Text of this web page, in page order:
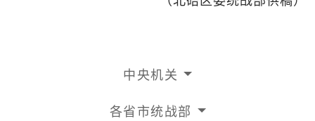
中央机关
各省市统战部